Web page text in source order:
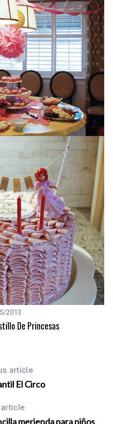
2013
De Princesas
article
El Circo
article
merienda para niños